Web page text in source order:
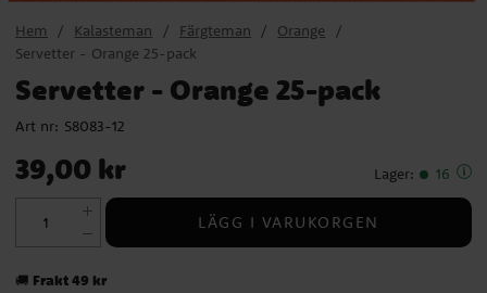
Hem Kalasteman Färgteman
Orange
Servetter - Orange 25-pack
Servetter - Orange 25-pack
Art nr: S8083-12
Pris: 39,00 kr
39,00 kr Lager: 16
LÄGG I VARUKORGEN
🚚 Frakt 49 kr